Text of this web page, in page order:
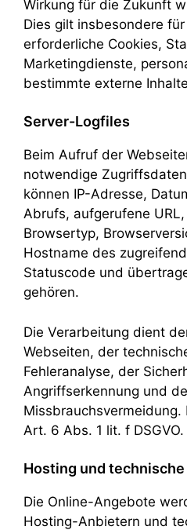
Wirkung für die Zukunft
Dies gilt insbesondere
erforderliche Cookies,
Marketingdienste,
bestimmte externe
Server-Logfiles
Beim Aufruf der
notwendige
können IP-Adresse,
Abrufs, aufgerufene
Browsertyp,
Hostname des
Statuscode und
gehören.
Die Verarbeitung dient
Webseiten, der
Fehleranalyse, der
Angriffserkennung und
Art. 6 Abs. 1 lit. f DSGVO.
Hosting und
Die Online-Angebote
Hosting-Anbietern und